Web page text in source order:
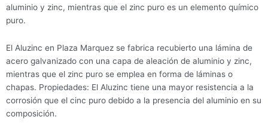
aluminio y zinc, mientras que el zinc puro es un elemento químico
puro.
El Aluzinc en Plaza Marquez se fabrica recubierto una lámina de
acero galvanizado con una capa de aleación de aluminio y zinc,
mientras que el zinc puro se emplea en forma de láminas o
chapas. Propiedades: El Aluzinc tiene una mayor resistencia a la
corrosión que el cinc puro debido a la presencia del aluminio en su
composición.